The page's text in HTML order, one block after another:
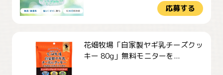
応募する
花畑牧場「自家製ヤギ乳チーズクッ
キー 80g」無料モニターを...